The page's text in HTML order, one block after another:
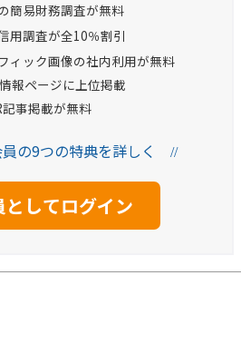
簡易財務調査が無料
用調査が全10％割引
ィック画像の社内利用が無料
報ページに上位掲載
記事掲載が無料
の9つの特典を詳しく //